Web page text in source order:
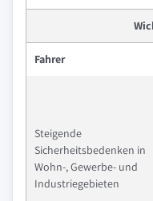
Fahrer
Steigende
Sicherheitsbedenken in
Wohn-, Gewerbe- und
Industriegebieten